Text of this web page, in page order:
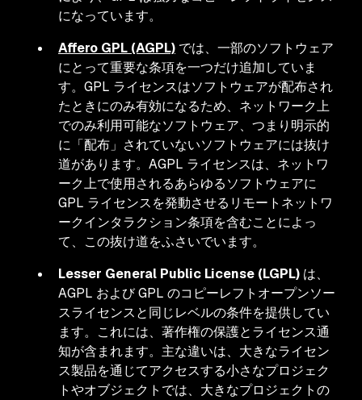
になっています。
Affero GPL (AGPL) では、一部のソフトウェア
にとって重要な条項を一つだけ追加していま
す。GPL ライセンスはソフトウェアが配布され
たときにのみ有効になるため、ネットワーク上
でのみ利用可能なソフトウェア、つまり明示的
に「配布」されていないソフトウェアには抜け
道があります。AGPL ライセンスは、ネットワ
ーク上で使用されるあらゆるソフトウェアに
GPL ライセンスを発動させるリモートネットワ
ークインタラクション条項を含むことによっ
て、この抜け道をふさいでいます。
Lesser General Public License (LGPL) は、
AGPL および GPL のコピーレフトオープンソー
スライセンスと同じレベルの条件を提供してい
ます。これには、著作権の保護とライセンス通
知が含まれます。主な違いは、大きなライセン
ス製品を通じてアクセスする小さなプロジェク
トやオブジェクトでは、大きなプロジェクトの